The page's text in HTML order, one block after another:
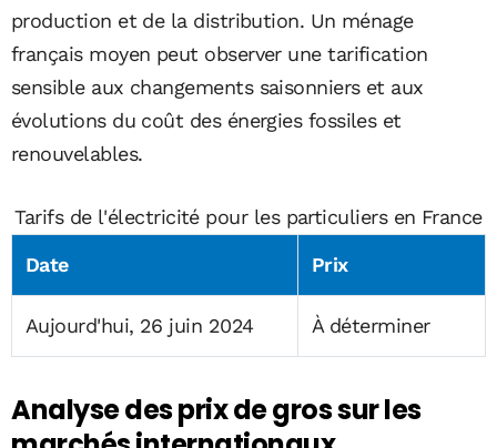
production et de la distribution. Un ménage
français moyen peut observer une tarification
sensible aux changements saisonniers et aux
évolutions du coût des énergies fossiles et
renouvelables.
Tarifs de l'électricité pour les particuliers en France
Date Prix
Aujourd'hui, 26 juin 2024 À déterminer
Analyse des prix de gros sur les